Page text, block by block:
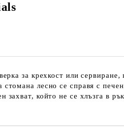
за крехкост или
лесно се справя с
захват, който не се хлъзга в